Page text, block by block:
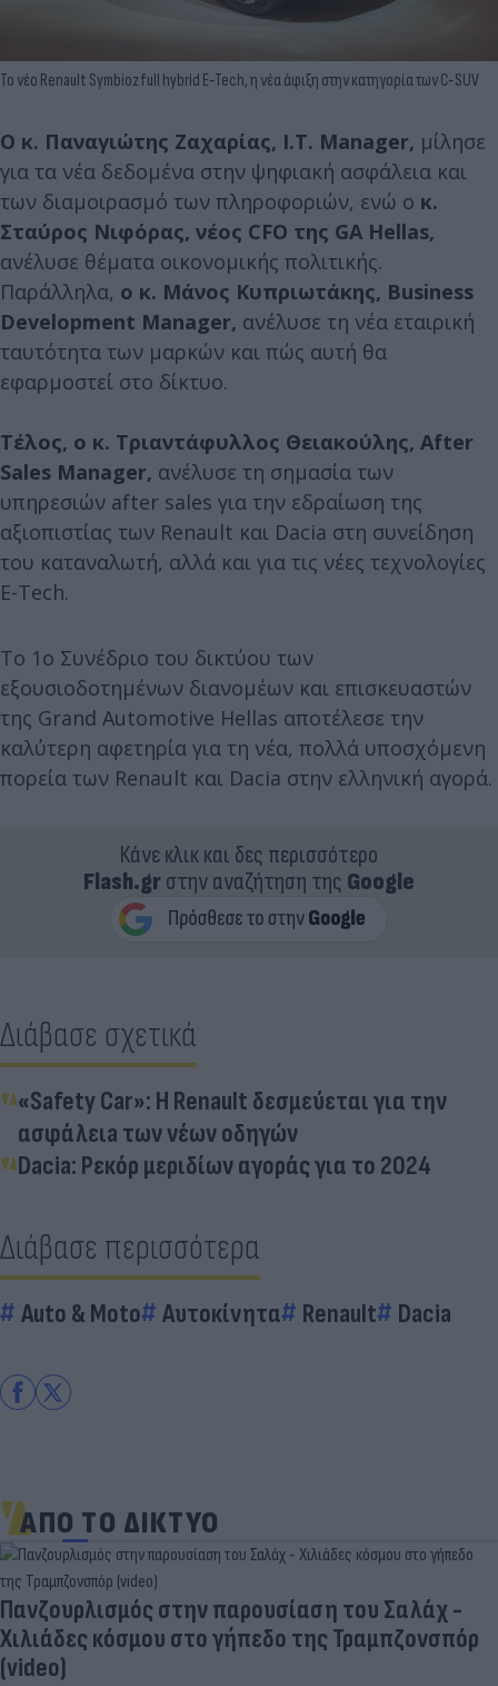
Το νέο Renault Symbioz full hybrid E-Tech, η νέα άφιξη στην κατηγορία των C-SUV
O κ. Παναγιώτης Ζαχαρίας, I.T. Manager, μίλησε
για τα νέα δεδομένα στην ψηφιακή ασφάλεια και
των διαμοιρασμό των πληροφοριών, ενώ ο κ.
Σταύρος Νιφόρας, νέος CFO της GA Hellas,
ανέλυσε θέματα οικονομικής πολιτικής.
Παράλληλα, ο κ. Μάνος Κυπριωτάκης, Business
Development Manager, ανέλυσε τη νέα εταιρική
ταυτότητα των μαρκών και πώς αυτή θα
εφαρμοστεί στο δίκτυο.
Τέλος, ο κ. Τριαντάφυλλος Θειακούλης, After
Sales Manager, ανέλυσε τη σημασία των
υπηρεσιών after sales για την εδραίωση της
αξιοπιστίας των Renault και Dacia στη συνείδηση
του καταναλωτή, αλλά και για τις νέες τεχνολογίες
E-Tech.
Το 1ο Συνέδριο του δικτύου των
εξουσιοδοτημένων διανομέων και επισκευαστών
της Grand Automotive Hellas αποτέλεσε την
καλύτερη αφετηρία για τη νέα, πολλά υποσχόμενη
πορεία των Renault και Dacia στην ελληνική αγορά.
Κάνε κλικ και δες περισσότερο
Flash.grστην αναζήτηση της Google
Διάβασε σχετικά
«Safety Car»: Η Renault δεσμεύεται για την
ασφάλειa των νέων οδηγών
Dacia: Ρεκόρ μεριδίων αγοράς για το 2024
Διάβασε περισσότερα
Auto & Moto Αυτοκίνητα Renault Dacia
ΑΠΟ ΤΟ ΔΙΚΤΥΟ
Πανζουρλισμός στην παρουσίαση του Σαλάχ -
Χιλιάδες κόσμου στο γήπεδο της Τραμπζονσπόρ
(video)